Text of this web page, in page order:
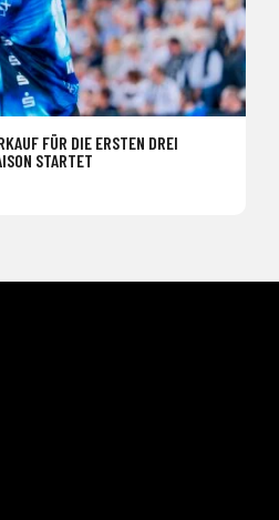
FÜR DIE ERSTEN DREI
STARTET